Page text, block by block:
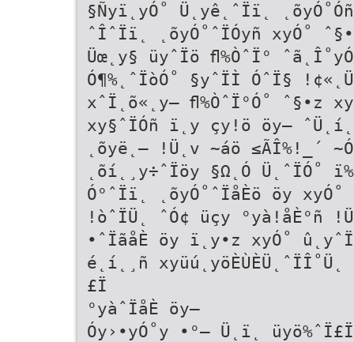
§Ñyï˛yÓ˚ Ü˛yê˛ˆÏï˛
ˆÎˆÏï˛ ˛õyÓ˚ˆÏÓyñ xyÓ˚
Üœ˛y§ üyˆÏö ﬂ%ÒˆÏ°
Ó¶%˛ˆÏòÓ˚ §yˆÏÌ ÓˆÏ§
xˆÏ˛õ«˛y– ﬂ%ÒˆÏ°Ó˚ ˆ§•z
xy§ˆÏÓñ ï˛y çy!ö öy–
˛õyë˛– !Ü˛v ~áö ≤ÃÎ%!_´
˛õí˛¸y÷ˆÏöy §Ω˛Ó Ü˛ˆÏÓ˚
Ó°ˆÏï˛ ˛õyÓ˚ˆÏåÈö öy xyÓ˚
!òˆÏÜ˛ ˆÓ¢ üçy °yà!åÈ°ñ
•ˆÏãåÈ öy ï˛y•z xyÓ˚
é˛í˛¸ñ
£Ï
°yàˆÏåÈ öy–
Óy›•yÓ˚y •°– Ü˛ï˛